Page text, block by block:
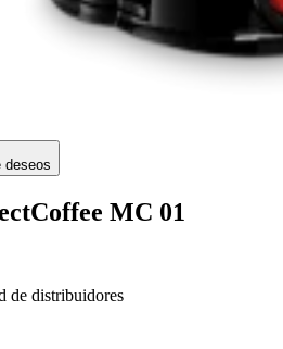
deseos
MC 01
de distribuidores